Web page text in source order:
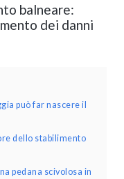
balneare:
dei danni
può far nascere il
dello stabilimento
pedana scivolosa in